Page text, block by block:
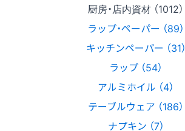
厨房・店内資材 （1012）
ラップ・ペーパー （89）
キッチンペーパー （31）
ラップ （54）
アルミホイル （4）
テーブルウェア （186）
ナプキン （7）